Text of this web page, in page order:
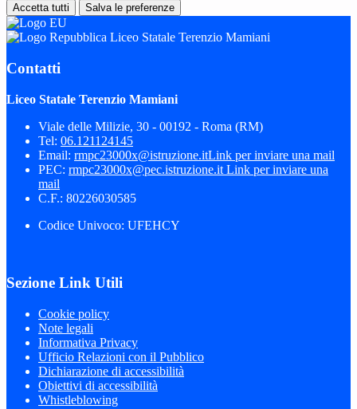
Accetta tutti Salva le preferenze
Liceo Statale Terenzio Mamiani
Contatti
Liceo Statale Terenzio Mamiani
Viale delle Milizie, 30 - 00192 - Roma (RM)
Tel: 06.121124145
Email: rmpc23000x@istruzione.itLink per inviare una mail
PEC: rmpc23000x@pec.istruzione.it Link per inviare una
mail
C.F.: 80226030585
Codice Univoco: UFEHCY
Sezione Link Utili
Cookie policy
Note legali
Informativa Privacy
Ufficio Relazioni con il Pubblico
Dichiarazione di accessibilità
Obiettivi di accessibilità
Whistleblowing